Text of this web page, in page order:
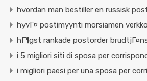
hvordan man bestiller en russisk
hyvГ¤ postimyynti morsiamen
hГ¶gst rankade postorder
i 5 migliori siti di sposa per
i migliori paesi per una sposa per